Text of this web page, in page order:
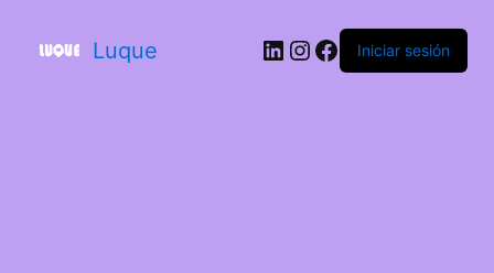
Luque Iniciar sesión